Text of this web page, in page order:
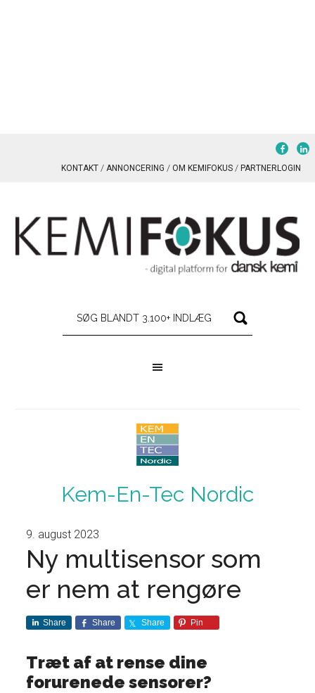
KONTAKT ANNONCERING OM KEMIFOKUS PARTNERLOGIN
Kem-En-Tec Nordic
9. august 2023
Ny multisensor som
er nem at rengøre
Share Share Share Pin
Træt af at rense dine
forurenede sensorer?